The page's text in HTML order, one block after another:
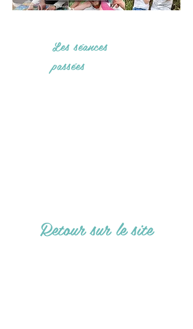
Les séances
passées
Retour sur le site